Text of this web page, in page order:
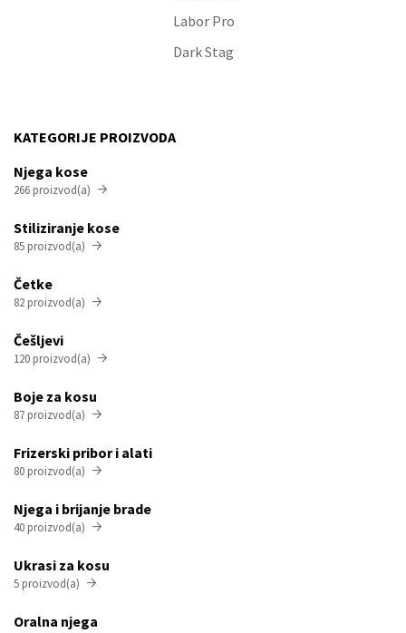
Labor Pro
Dark Stag
KATEGORIJE PROIZVODA
Njega kose
266 proizvod(a) 
Stiliziranje kose
85 proizvod(a) 
Četke
82 proizvod(a) 
Češljevi
120 proizvod(a) 
Boje za kosu
87 proizvod(a) 
Frizerski pribor i alati
80 proizvod(a) 
Njega i brijanje brade
40 proizvod(a) 
Ukrasi za kosu
5 proizvod(a) 
Oralna njega